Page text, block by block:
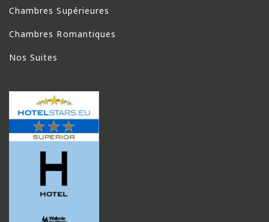
Chambres Supérieures
Chambres Romantiques
Nos Suites